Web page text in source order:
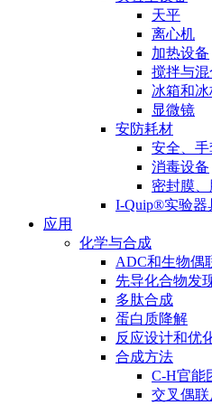
天平
离心机
加热设备
搅拌与混
冰箱和冰
显微镜
安防耗材
安全、
消毒设备
密封膜
I-Quip®️实验器
应用
化学与合成
ADC和生物偶
先导化合物发
多肽合成
蛋白质降解
反应设计和优
合成方法
C-H官能
交叉偶联